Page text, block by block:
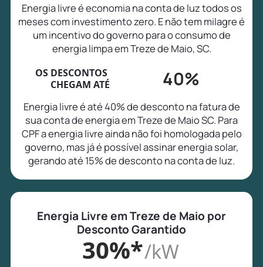
Energia livre é economia na conta de luz todos os
meses com investimento zero. E não tem milagre é
um incentivo do governo para o consumo de
energia limpa em Treze de Maio, SC.
OS DESCONTOS
CHEGAM ATÉ
40%
Energia livre é até 40% de desconto na fatura de
sua conta de energia em Treze de Maio SC. Para
CPF a energia livre ainda não foi homologada pelo
governo, mas já é possível assinar energia solar,
gerando até 15% de desconto na conta de luz.
Energia Livre em Treze de Maio por
Desconto Garantido
30%*/kW